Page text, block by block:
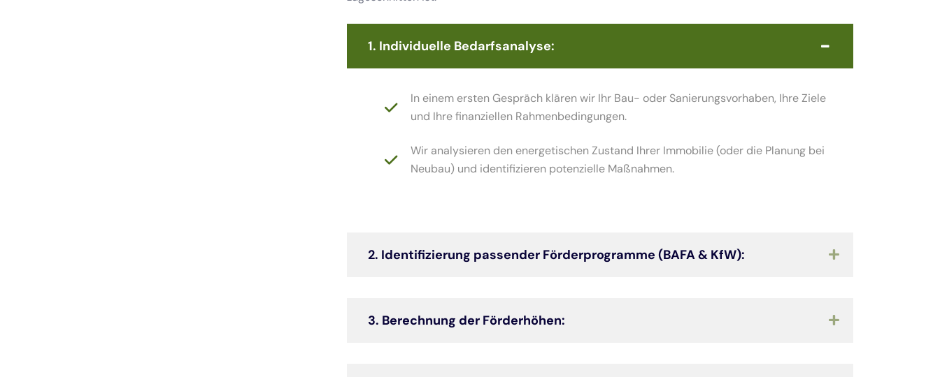
1. Individuelle Bedarfsanalyse:
In einem ersten Gespräch klären wir Ihr Bau- oder Sanierungsvorhaben, Ihre Ziele
und Ihre finanziellen Rahmenbedingungen.
Wir analysieren den energetischen Zustand Ihrer Immobilie (oder die Planung bei
Neubau) und identifizieren potenzielle Maßnahmen.
2. Identifizierung passender Förderprogramme (BAFA & KfW):
3. Berechnung der Förderhöhen: